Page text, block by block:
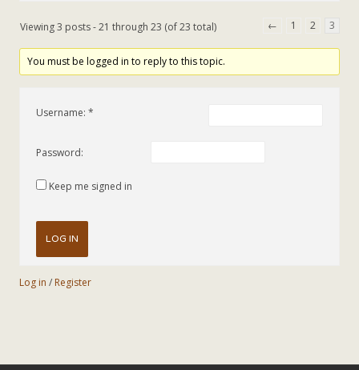
Viewing 3 posts - 21 through 23 (of 23 total) ← 1 2 3
You must be logged in to reply to this topic.
Username:
Password:
Keep me signed in
LOG IN
Log in / Register